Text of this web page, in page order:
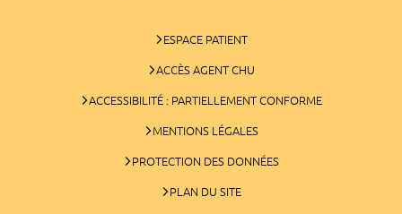
ESPACE PATIENT
ACCÈS AGENT CHU
ACCESSIBILITÉ : PARTIELLEMENT CONFORME
MENTIONS LÉGALES
PROTECTION DES DONNÉES
PLAN DU SITE